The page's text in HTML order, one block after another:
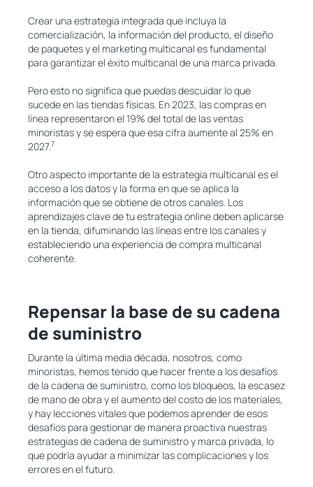
Crear una estrategia integrada que incluya la
comercialización, la información del producto, el diseño
de paquetes y el marketing multicanal es fundamental
para garantizar el éxito multicanal de una marca privada.
Pero esto no significa que puedas descuidar lo que
sucede en las tiendas físicas. En 2023, las compras en
línea representaron el 19% del total de las ventas
minoristas y se espera que esa cifra aumente al 25% en
2027.7
Otro aspecto importante de la estrategia multicanal es el
acceso a los datos y la forma en que se aplica la
información que se obtiene de otros canales. Los
aprendizajes clave de tu estrategia online deben aplicarse
en la tienda, difuminando las líneas entre los canales y
estableciendo una experiencia de compra multicanal
coherente.
Repensar la base de su cadena
de suministro
Durante la última media década, nosotros, como
minoristas, hemos tenido que hacer frente a los desafíos
de la cadena de suministro, como los bloqueos, la escasez
de mano de obra y el aumento del costo de los materiales,
y hay lecciones vitales que podemos aprender de esos
desafíos para gestionar de manera proactiva nuestras
estrategias de cadena de suministro y marca privada, lo
que podría ayudar a minimizar las complicaciones y los
errores en el futuro.